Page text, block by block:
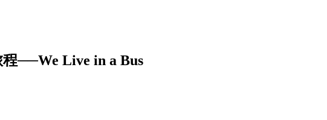
──We Live in a Bus